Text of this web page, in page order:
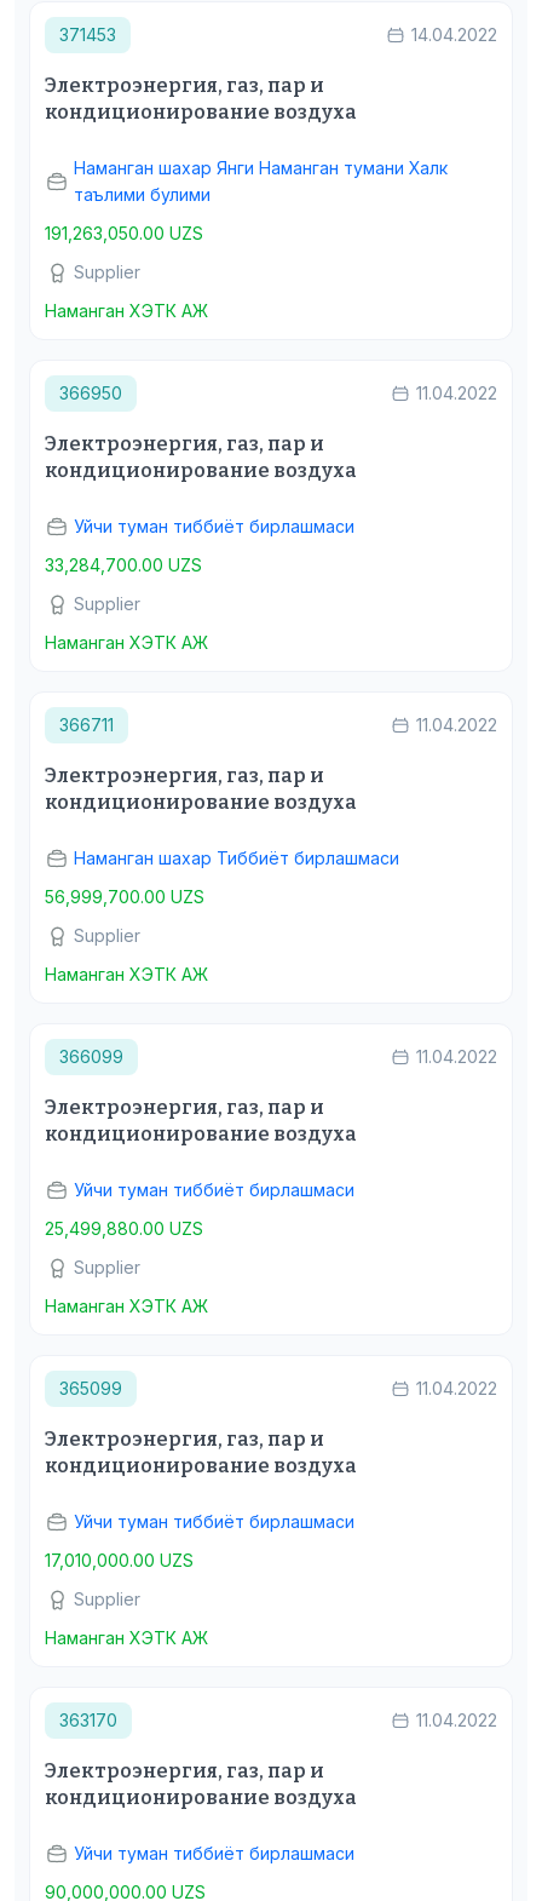
371453 14.04.2022
Электроэнергия, газ, пар и
кондиционирование воздуха
Наманган шахар Янги Наманган тумани Халк
таълими булими
191,263,050.00 UZS
Supplier
Наманган ХЭТК АЖ
366950 11.04.2022
Электроэнергия, газ, пар и
кондиционирование воздуха
Уйчи туман тиббиёт бирлашмаси
33,284,700.00 UZS
Supplier
Наманган ХЭТК АЖ
366711 11.04.2022
Электроэнергия, газ, пар и
кондиционирование воздуха
Наманган шахар Тиббиёт бирлашмаси
56,999,700.00 UZS
Supplier
Наманган ХЭТК АЖ
366099 11.04.2022
Электроэнергия, газ, пар и
кондиционирование воздуха
Уйчи туман тиббиёт бирлашмаси
25,499,880.00 UZS
Supplier
Наманган ХЭТК АЖ
365099 11.04.2022
Электроэнергия, газ, пар и
кондиционирование воздуха
Уйчи туман тиббиёт бирлашмаси
17,010,000.00 UZS
Supplier
Наманган ХЭТК АЖ
363170 11.04.2022
Электроэнергия, газ, пар и
кондиционирование воздуха
Уйчи туман тиббиёт бирлашмаси
90,000,000.00 UZS